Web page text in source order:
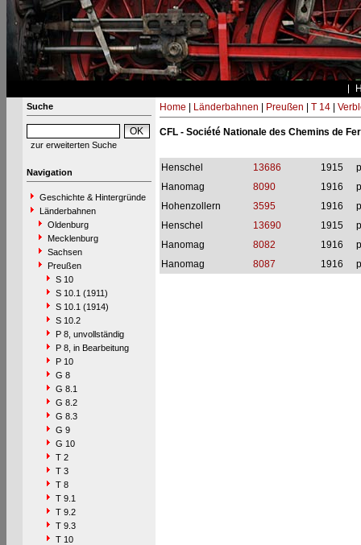
Suche
zur erweiterten Suche
Navigation
Geschichte & Hintergründe
Länderbahnen
Oldenburg
Mecklenburg
Sachsen
Preußen
S 10
S 10.1 (1911)
S 10.1 (1914)
S 10.2
P 8, unvollständig
P 8, in Bearbeitung
P 10
G 8
G 8.1
G 8.2
G 8.3
G 9
G 10
T 2
T 3
T 8
T 9.1
T 9.2
T 9.3
T 10
Home Länderbahnen Preußen T 14|
CFL - Société Nationale des Chemins de
Henschel 13686 1915
Hanomag
8090 1916
Hohenzollern
3595 1916
Henschel
13690 1915
Hanomag
8082 1916
Hanomag
8087 1916